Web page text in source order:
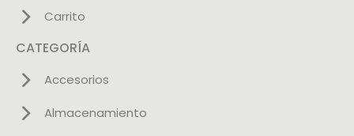
Carrito
CATEGORÍA
Accesorios
Almacenamiento